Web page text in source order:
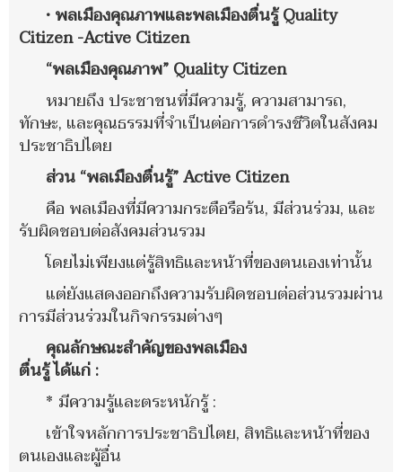
• พลเมืองคุณภาพและพลเมืองตื่นรู้ Quality
Citizen -Active Citizen
“พลเมืองคุณภาพ” Quality Citizen
หมายถึง ประชาชนที่มีความรู้, ความสามารถ,
ทักษะ, และคุณธรรมที่จำเป็นต่อการดำรงชีวิตในสังคม
ประชาธิปไตย
ส่วน “พลเมืองตื่นรู้” Active Citizen
คือ พลเมืองที่มีความกระตือรือร้น, มีส่วนร่วม, และ
รับผิดชอบต่อสังคมส่วนรวม
โดยไม่เพียงแต่รู้สิทธิและหน้าที่ของตนเองเท่านั้น
แต่ยังแสดงออกถึงความรับผิดชอบต่อส่วนรวมผ่าน
การมีส่วนร่วมในกิจกรรมต่างๆ
คุณลักษณะสำคัญของพลเมือง
ตื่นรู้ ได้แก่ :
* มีความรู้และตระหนักรู้ :
เข้าใจหลักการประชาธิปไตย, สิทธิและหน้าที่ของ
ตนเองและผู้อื่น